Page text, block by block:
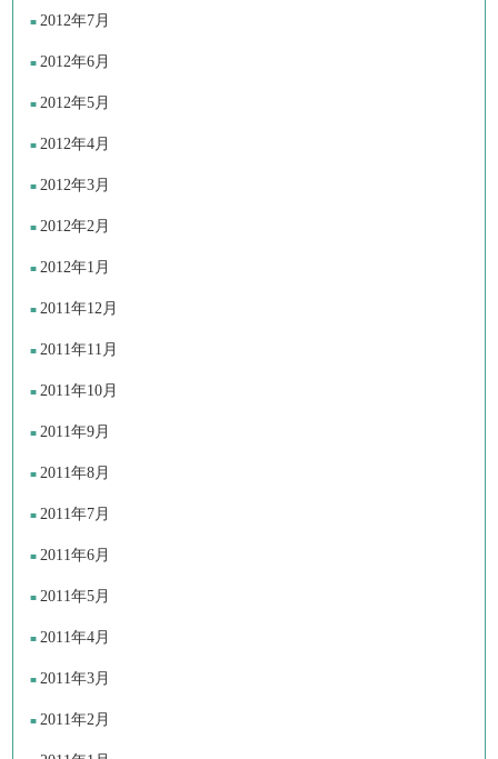
2012年7月
2012年6月
2012年5月
2012年4月
2012年3月
2012年2月
2012年1月
2011年12月
2011年11月
2011年10月
2011年9月
2011年8月
2011年7月
2011年6月
2011年5月
2011年4月
2011年3月
2011年2月